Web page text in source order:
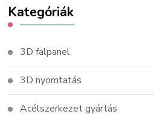
Kategóriák
3D falpanel
3D nyomtatás
Acélszerkezet gyártás